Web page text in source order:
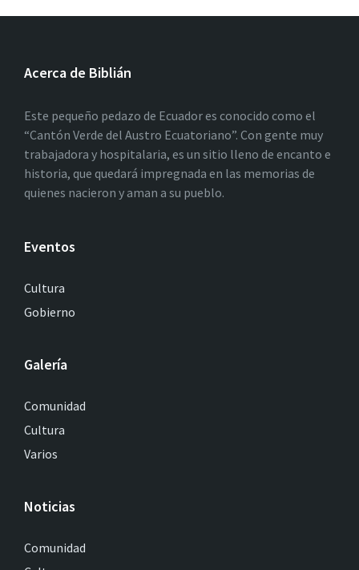
Acerca de Biblián
Este pequeño pedazo de Ecuador es conocido como el
“Cantón Verde del Austro Ecuatoriano”. Con gente muy
trabajadora y hospitalaria, es un sitio lleno de encanto e
historia, que quedará impregnada en las memorias de
quienes nacieron y aman a su pueblo.
Eventos
Cultura
Gobierno
Galería
Comunidad
Cultura
Varios
Noticias
Comunidad